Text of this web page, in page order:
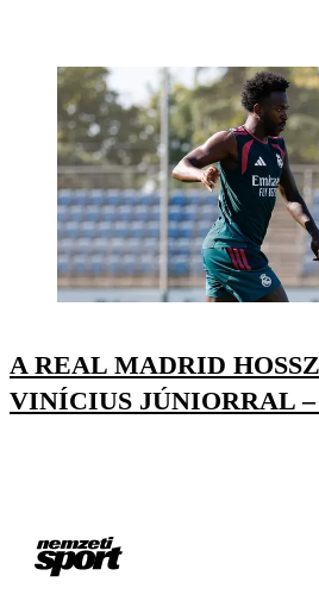
A REAL MADRID
VINÍCIUS JÚNIORRAL